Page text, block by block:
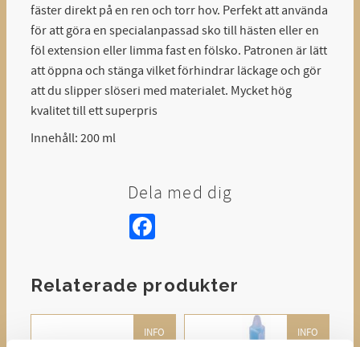
fäster direkt på en ren och torr hov. Perfekt att använda
för att göra en specialanpassad sko till hästen eller en
föl extension eller limma fast en fölsko. Patronen är lätt
att öppna och stänga vilket förhindrar läckage och gör
att du slipper slöseri med materialet. Mycket hög
kvalitet till ett superpris
Innehåll: 200 ml
Dela med dig
Facebook
Relaterade produkter
INFO INFO